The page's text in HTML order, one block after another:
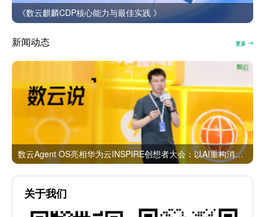
《数云麒麟CDP核心能力与最佳实践 》
新闻动态 更多
数云Agent OS亮相华为云INSPIRE创想者大会：以AI重构消费者运营与零售营销新范式
关于我们